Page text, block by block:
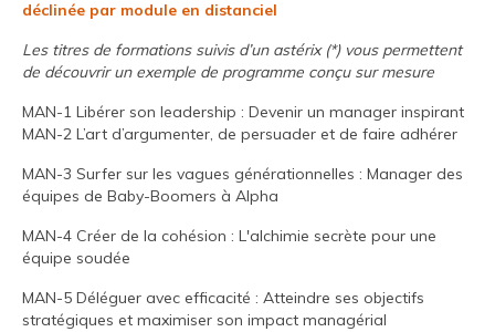
Nos retours clients
Nos prestations
Nos domaines d’expertise
Nos formations
Nos ateliers
Coaching
Codéveloppement
déclinée par module en distanciel
Les titres de formations suivis d’un astérix(*) vous permettent
de découvrir un exemple de programme conçu sur mesure
MAN-1 Libérer son leadership : Devenir un manager inspirant
MAN-2 L’art d’argumenter, de persuader et de faire adhérer
MAN-3 Surfer sur les vagues générationnelles : Manager des
équipes de Baby-Boomers à Alpha
MAN-4 Créer de la cohésion : L'alchimie secrète pour une
équipe soudée
MAN-5 Déléguer avec efficacité : Atteindre ses objectifs
stratégiques et maximiser son impact managérial